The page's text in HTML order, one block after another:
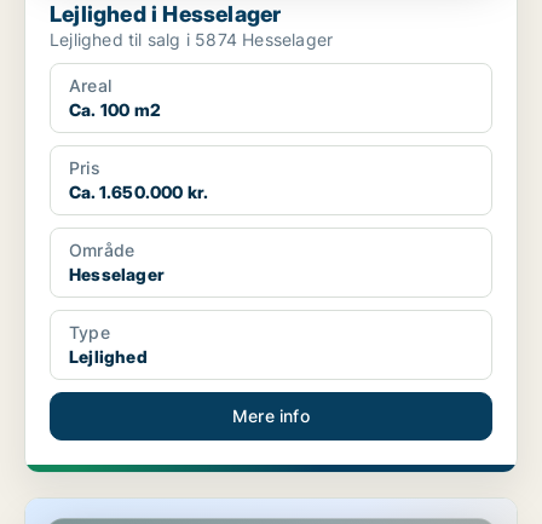
Lejlighed i Hesselager
Lejlighed til salg i 5874 Hesselager
Areal
Ca. 100 m2
Pris
Ca. 1.650.000 kr.
Område
Hesselager
Type
Lejlighed
Mere info
Lejlighed i Martofte